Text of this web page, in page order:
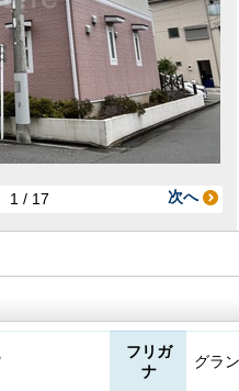
1 / 17 次へ
フリガ
ナ
グラ